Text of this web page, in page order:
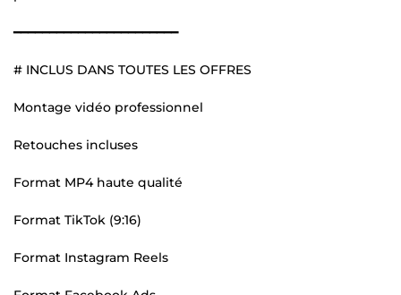
━━━━━━━━━━━━━━━━━━━━━━━
# INCLUS DANS TOUTES LES OFFRES
Montage vidéo professionnel
Retouches incluses
Format MP4 haute qualité
Format TikTok (9:16)
Format Instagram Reels